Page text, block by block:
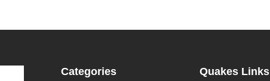
Categories Quakes Links